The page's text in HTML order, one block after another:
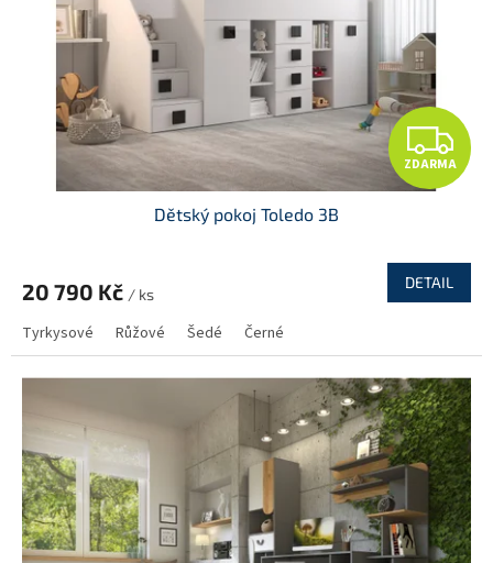
Z
D
R
A
ZDARMA
Dětský pokoj Toledo 3B
20 790 Kč / ks
DETAIL
Tyrkysové Růžové Šedé Černé